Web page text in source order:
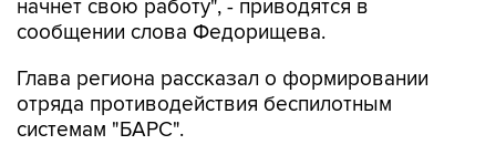
Глава региона рассказал о формировании
системам "БАРС".
"Штатное расписание - 900 человек.